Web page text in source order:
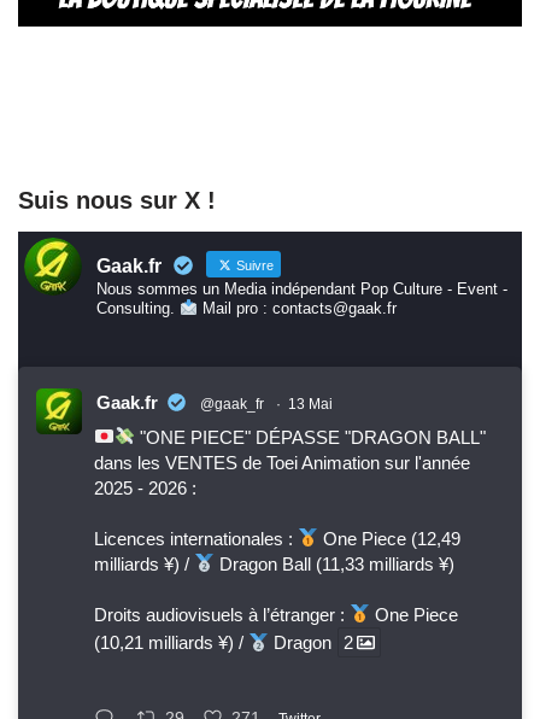
Suis nous sur X !
Gaak.fr Suivre
Nous sommes un Media indépendant Pop Culture - Event -
Consulting.
Mail pro : contacts@gaak.fr
Gaak.fr @gaak_fr · 13 Mai
"ONE PIECE" DÉPASSE "DRAGON BALL"
dans les VENTES de Toei Animation sur l'année
2025 - 2026 :
Licences internationales :
One Piece (12,49
milliards ¥) /
Dragon Ball (11,33 milliards ¥)
Droits audiovisuels à l’étranger :
One Piece
(10,21 milliards ¥) /
Dragon 2